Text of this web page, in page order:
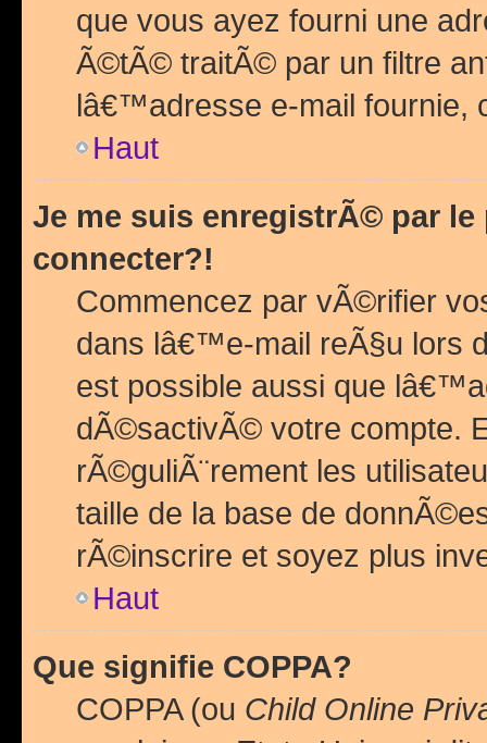
que vous ayez fourni une
Ã©tÃ© traitÃ© par un filtre
lâ€™adresse e-mail fournie,
Haut
Je me suis enregistrÃ© par
connecter?!
Commencez par vÃ©rifier
dans lâ€™e-mail reÃ§u lors
est possible aussi que
dÃ©sactivÃ© votre compte.
rÃ©guliÃ¨rement les
taille de la base de
rÃ©inscrire et soyez plus
Haut
Que signifie COPPA?
COPPA (ou Child Online